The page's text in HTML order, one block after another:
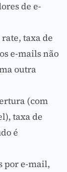
de e-
taxa de
e-mails não
outra
(com
taxa de
é
por e-mail,